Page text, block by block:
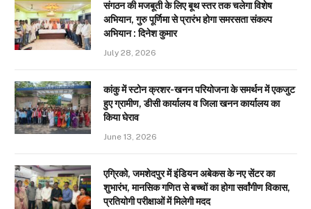
संगठन की मजबूती के लिए बूथ स्तर तक चलेगा विशेष
अभियान, गुरु पूर्णिमा से प्रारंभ होगा समरसता संकल्प
अभियान : दिनेश कुमार
July 28, 2026
कांकु में स्टोन क्रशर-खनन परियोजना के समर्थन में एकजुट
हुए ग्रामीण, डीसी कार्यालय व जिला खनन कार्यालय का
किया घेराव
June 13, 2026
एग्रिको, जमशेदपुर में इंडियन अबेकस के नए सेंटर का
शुभारंभ, मानसिक गणित से बच्चों का होगा सर्वांगीण विकास,
प्रतियोगी परीक्षाओं में मिलेगी मदद